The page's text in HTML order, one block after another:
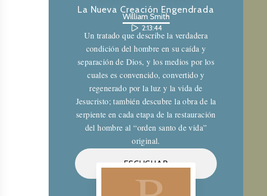
La Nueva Creación Engendrada
William Smith
2:13:44
Un tratado que describe la verdadera
condición del hombre en su caída y
separación de Dios, y los medios por los
cuales es convencido, convertido y
regenerado por la luz y la vida de
Jesucristo; también descubre la obra de la
serpiente en cada etapa de la restauración
del hombre al “orden santo de vida”
original.
ESCUCHAR